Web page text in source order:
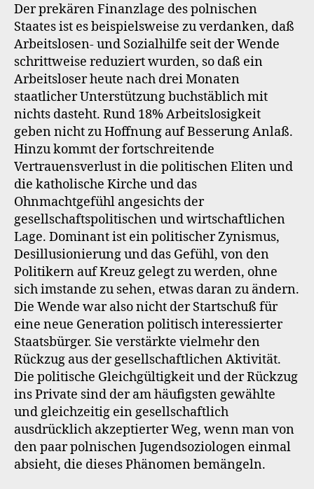
Der prekären Finanzlage des polnischen
Staates ist es beispielsweise zu verdanken, daß
Arbeitslosen- und Sozialhilfe seit der Wende
schrittweise reduziert wurden, so daß ein
Arbeitsloser heute nach drei Monaten
staatlicher Unterstützung buchstäblich mit
nichts dasteht. Rund 18% Arbeitslosigkeit
geben nicht zu Hoffnung auf Besserung Anlaß.
Hinzu kommt der fortschreitende
Vertrauensverlust in die politischen Eliten und
die katholische Kirche und das
Ohnmachtgefühl angesichts der
gesellschaftspolitischen und wirtschaftlichen
Lage. Dominant ist ein politischer Zynismus,
Desillusionierung und das Gefühl, von den
Politikern auf Kreuz gelegt zu werden, ohne
sich imstande zu sehen, etwas daran zu ändern.
Die Wende war also nicht der Startschuß für
eine neue Generation politisch interessierter
Staatsbürger. Sie verstärkte vielmehr den
Rückzug aus der gesellschaftlichen Aktivität.
Die politische Gleichgültigkeit und der Rückzug
ins Private sind der am häufigsten gewählte
und gleichzeitig ein gesellschaftlich
ausdrücklich akzeptierter Weg, wenn man von
den paar polnischen Jugendsoziologen einmal
absieht, die dieses Phänomen bemängeln.